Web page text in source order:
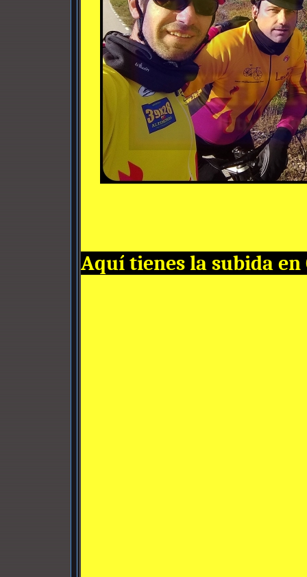
Aquí tienes la subida en